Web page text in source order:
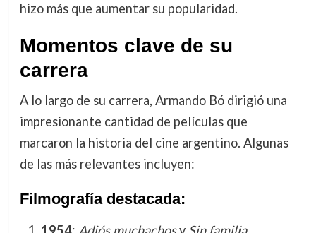
hizo más que aumentar su popularidad.
Momentos clave de su
carrera
A lo largo de su carrera, Armando Bó dirigió una
impresionante cantidad de películas que
marcaron la historia del cine argentino. Algunas
de las más relevantes incluyen:
Filmografía destacada: